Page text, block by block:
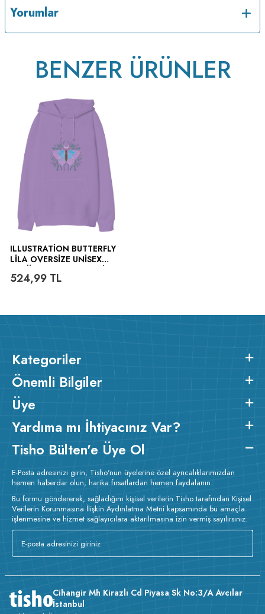
v223.22
Yorumlar
BENZER ÜRÜNLER
ILLUSTRATION BUTTERFLY
LILA OVERSIZE UNISEX
524,99 TL
Kategoriler
Önemli Bilgiler
Üye
Yardıma mı İhtiyacınız Var?
Tisho Bülten'e Üye Ol
E-Posta adresinizi girin, Tisho'nun üyelerine özel ayrıcalıklarımızdan
hemen haberdar olun, harika fırsatlardan hemen faydalanın.
Bu formu göndererek, sağladığım kişisel verilerin Tisho tarafından Kişisel
Verilerin Korunmasına İlişkin Aydınlatma Metni kapsamında bu amaçla
işlenmesine ve hizmet sağlayıcılara aktarılmasına izin vermiş sayılırsınız.
Cihangir Mh Kirazlı Cd Piyasa Sk No:3/A Avcılar
İstanbul